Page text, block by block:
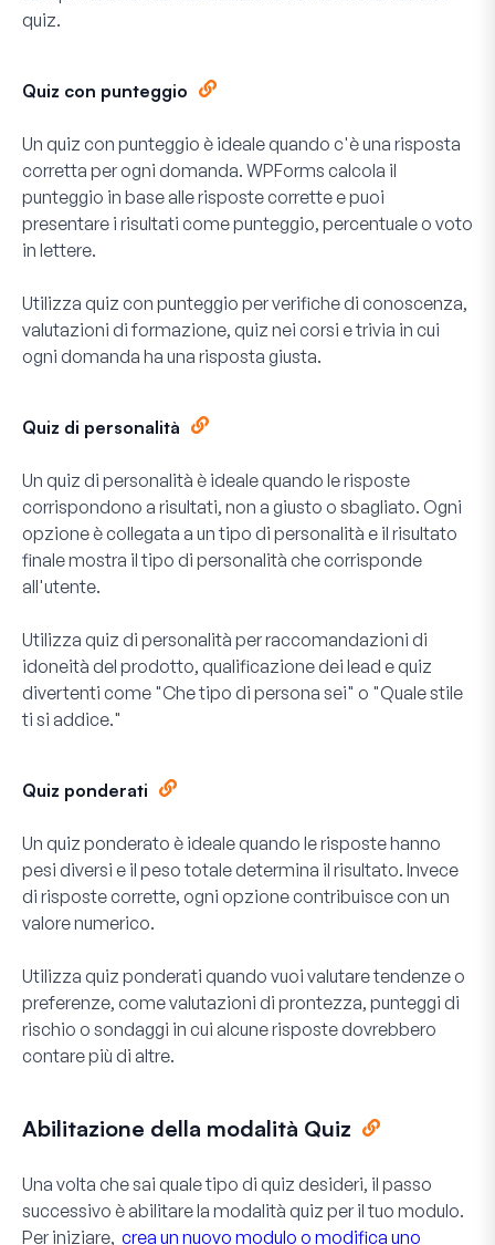
quiz.
Quiz con punteggio
Un quiz con punteggio è ideale quando c'è una risposta
corretta per ogni domanda. WPForms calcola il
punteggio in base alle risposte corrette e puoi
presentare i risultati come punteggio, percentuale o voto
in lettere.
Utilizza quiz con punteggio per verifiche di conoscenza,
valutazioni di formazione, quiz nei corsi e trivia in cui
ogni domanda ha una risposta giusta.
Quiz di personalità
Un quiz di personalità è ideale quando le risposte
corrispondono a risultati, non a giusto o sbagliato. Ogni
opzione è collegata a un tipo di personalità e il risultato
finale mostra il tipo di personalità che corrisponde
all'utente.
Utilizza quiz di personalità per raccomandazioni di
idoneità del prodotto, qualificazione dei lead e quiz
divertenti come "Che tipo di persona sei" o "Quale stile
ti si addice."
Quiz ponderati
Un quiz ponderato è ideale quando le risposte hanno
pesi diversi e il peso totale determina il risultato. Invece
di risposte corrette, ogni opzione contribuisce con un
valore numerico.
Utilizza quiz ponderati quando vuoi valutare tendenze o
preferenze, come valutazioni di prontezza, punteggi di
rischio o sondaggi in cui alcune risposte dovrebbero
contare più di altre.
Abilitazione della modalità Quiz
Una volta che sai quale tipo di quiz desideri, il passo
successivo è abilitare la modalità quiz per il tuo modulo.
Per iniziare, crea un nuovo modulo o modifica uno